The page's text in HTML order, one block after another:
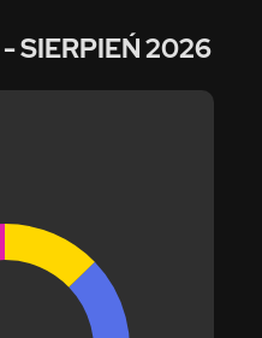
- SIERPIEŃ 2026